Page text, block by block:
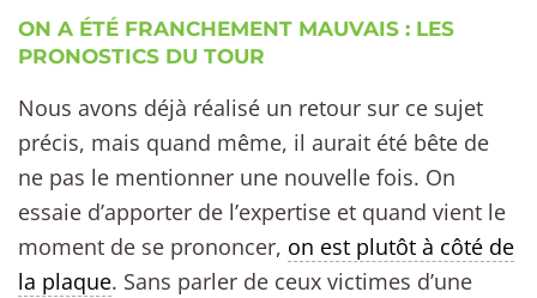
ON A ÉTÉ FRANCHEMENT MAUVAIS : LES
PRONOSTICS DU TOUR
Nous avons déjà réalisé un retour sur ce sujet
précis, mais quand même, il aurait été bête de
ne pas le mentionner une nouvelle fois. On
essaie d’apporter de l’expertise et quand vient le
moment de se prononcer, on est plutôt à côté de
la plaque. Sans parler de ceux victimes d’une